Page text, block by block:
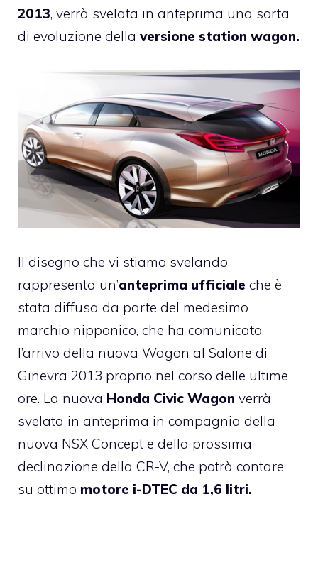
2013, verrà svelata in anteprima una sorta
di evoluzione della versione station wagon.
Il disegno che vi stiamo svelando
rappresenta un’anteprima ufficiale che è
stata diffusa da parte del medesimo
marchio nipponico, che ha comunicato
l’arrivo della nuova Wagon al Salone di
Ginevra 2013 proprio nel corso delle ultime
ore. La nuova Honda Civic Wagon verrà
svelata in anteprima in compagnia della
nuova NSX Concept e della prossima
declinazione della CR-V, che potrà contare
su ottimo motore i-DTEC da 1,6 litri.